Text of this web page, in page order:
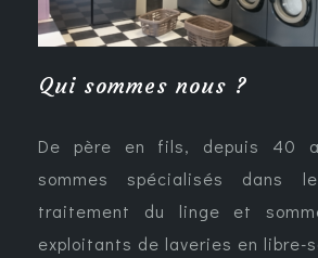
Qui sommes nous ?
De père en fils, depuis 40
sommes spécialisés dans
traitement du linge et
exploitants de laveries en libre-